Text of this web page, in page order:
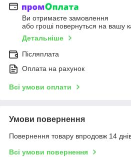
Ви отримаєте замовлення
або гроші повернуться на вашу
Детальніше
Післяплата
Оплата на рахунок
Всі умови оплати
Умови повернення
Повернення товару впродовж 14
Всі умови повернення